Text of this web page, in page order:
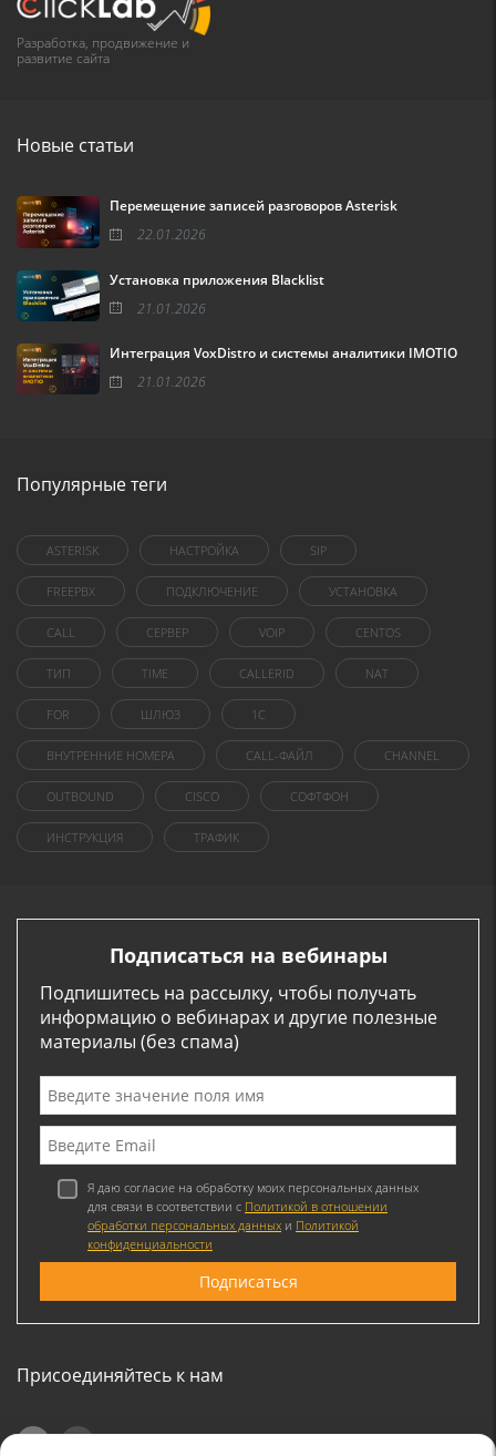
Разработка, продвижение и
развитие сайта
Новые статьи
Перемещение записей разговоров Asterisk
22.01.2026
Установка приложения Blacklist
21.01.2026
Интеграция VoxDistro и системы аналитики IMOTIO
21.01.2026
Популярные теги
ASTERISK НАСТРОЙКА SIP
FREEPBX ПОДКЛЮЧЕНИЕ УСТАНОВКА
CALL СЕРВЕР VOIP CENTOS
ТИП TIME CALLERID NAT
FOR ШЛЮЗ 1C
ВНУТРЕННИЕ НОМЕРА CALL-ФАЙЛ CHANNEL
OUTBOUND CISCO СОФТФОН
ИНСТРУКЦИЯ ТРАФИК
Подписаться на вебинары
Подпишитесь на рассылку, чтобы получать
информацию о вебинарах и другие полезные
материалы (без спама)
Я даю согласие на обработку моих персональных данных
для связи в соответствии с Политикой в отношении
обработки персональных данных и Политикой
конфиденциальности
Присоединяйтесь к нам